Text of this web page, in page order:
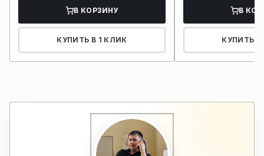
В КОРЗИНУ
КУПИТЬ В 1 КЛИК
В
КУПИТЬ В